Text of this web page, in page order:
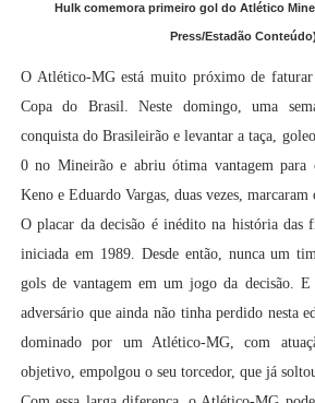
Hulk comemora primeiro gol do Atlético
Press/Estadão Conteúdo)
O Atlético-MG está muito próximo de
Copa do Brasil. Neste domingo, uma
conquista do Brasileirão e levantar a taça,
0 no Mineirão e abriu ótima vantagem para
Keno e Eduardo Vargas, duas vezes, marcaram
O placar da decisão é inédito na história das
iniciada em 1989. Desde então, nunca um
gols de vantagem em um jogo da decisão.
adversário que ainda não tinha perdido nesta
dominado por um Atlético-MG, com
objetivo, empolgou o seu torcedor, que já